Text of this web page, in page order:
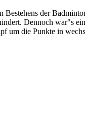
der
Dennoch war"s
die Punkte in